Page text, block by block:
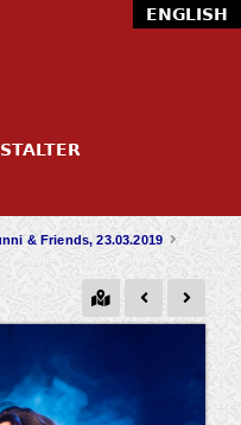
& Friends, 23.03.2019
ENGLISH